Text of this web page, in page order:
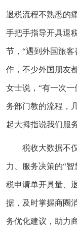
退税流程不熟悉的
手把手指导开具退
节，“遇到外国旅
作，不少外国朋友
女士说，“有一次
务部门教的流程，
起大拇指说我们服
税收大数据不
力、服务决策的“
税申请单开具量、
据，及时掌握商圈
务优化建议，助力